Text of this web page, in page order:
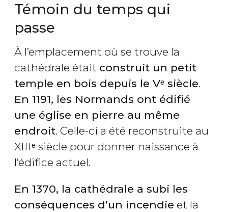
Témoin du temps qui
passe
À l’emplacement où se trouve la
cathédrale était construit un petit
temple en bois depuis le Vᵉ siècle.
En 1191, les Normands ont édifié
une église en pierre au même
endroit. Celle-ci a été reconstruite au
XIIIᵉ siècle pour donner naissance à
l’édifice actuel.
En 1370, la cathédrale a subi les
conséquences d’un incendie et la